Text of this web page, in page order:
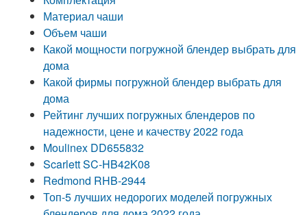
Материал чаши
Объем чаши
Какой мощности погружной блендер выбрать для
дома
Какой фирмы погружной блендер выбрать для
дома
Рейтинг лучших погружных блендеров по
надежности, цене и качеству 2022 года
Moulinex DD655832
Scarlett SC-HB42K08
Redmond RHB-2944
Топ-5 лучших недорогих моделей погружных